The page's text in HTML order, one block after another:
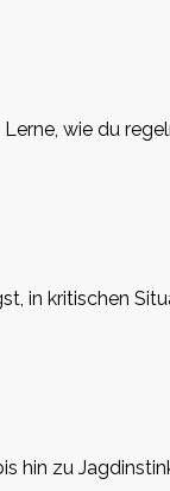
wie du
in kritischen
hin zu